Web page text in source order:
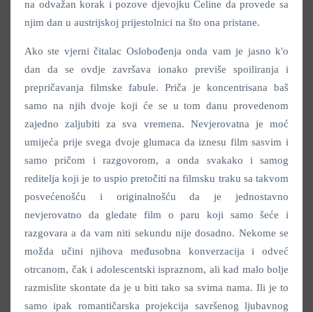
na odvažan korak i pozove djevojku Celine da provede sa
njim dan u austrijskoj prijestolnici na što ona pristane.
Ako ste vjerni čitalac Oslobođenja onda vam je jasno k'o
dan da se ovdje završava ionako previše spoiliranja i
prepričavanja filmske fabule. Priča je koncentrisana baš
samo na njih dvoje koji će se u tom danu provedenom
zajedno zaljubiti za sva vremena. Nevjerovatna je moć
umijeća prije svega dvoje glumaca da iznesu film sasvim i
samo pričom i razgovorom, a onda svakako i samog
reditelja koji je to uspio pretočiti na filmsku traku sa takvom
posvećenošću i originalnošću da je jednostavno
nevjerovatno da gledate film o paru koji samo šeće i
razgovara a da vam niti sekundu nije dosadno. Nekome se
možda učini njihova međusobna konverzacija i odveć
otrcanom, čak i adolescentski ispraznom, ali kad malo bolje
razmislite skontate da je u biti tako sa svima nama. Ili je to
samo ipak romantičarska projekcija savršenog ljubavnog